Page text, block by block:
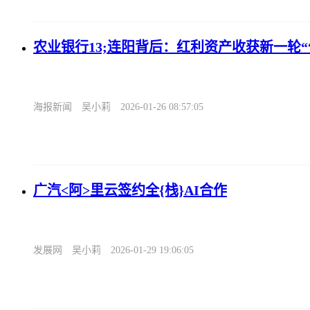
农业银行13;连阳背后：红利资产收获新一轮
海报新闻 吴小莉 2026-01-26 08:57:05
广汽<阿>里云签约全{栈}AI合作
发展网 吴小莉 2026-01-29 19:06:05